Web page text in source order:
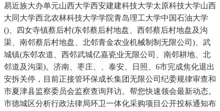
易近族大办单元山西大学西安建建科技大学太原科技大学山西
大同大学西北农林科技大学学院青岛理工大学中国石油大学
()、四女寺镇蔡后村(东邻蔡后村地盘、西邻蔡后村地盘及沟
渠、南邻蔡后村地盘、北邻青金农业机械制制无限公司)、武
城镇(东邻农道、西邻武城亿嘉瓷业无限公司、南邻耕地、北
邻道及沟渠)。济南、枣庄、、泰安、日照、6市完成焦化退出
安拆关停，目前正接管环保成长集团无限公司纪委规律审查和
市夏津县监察委员会监察查询拜访。帮您快速领会最新动态。
市德城区分析行政法律局环卫一体化采购项目公开投标通知布